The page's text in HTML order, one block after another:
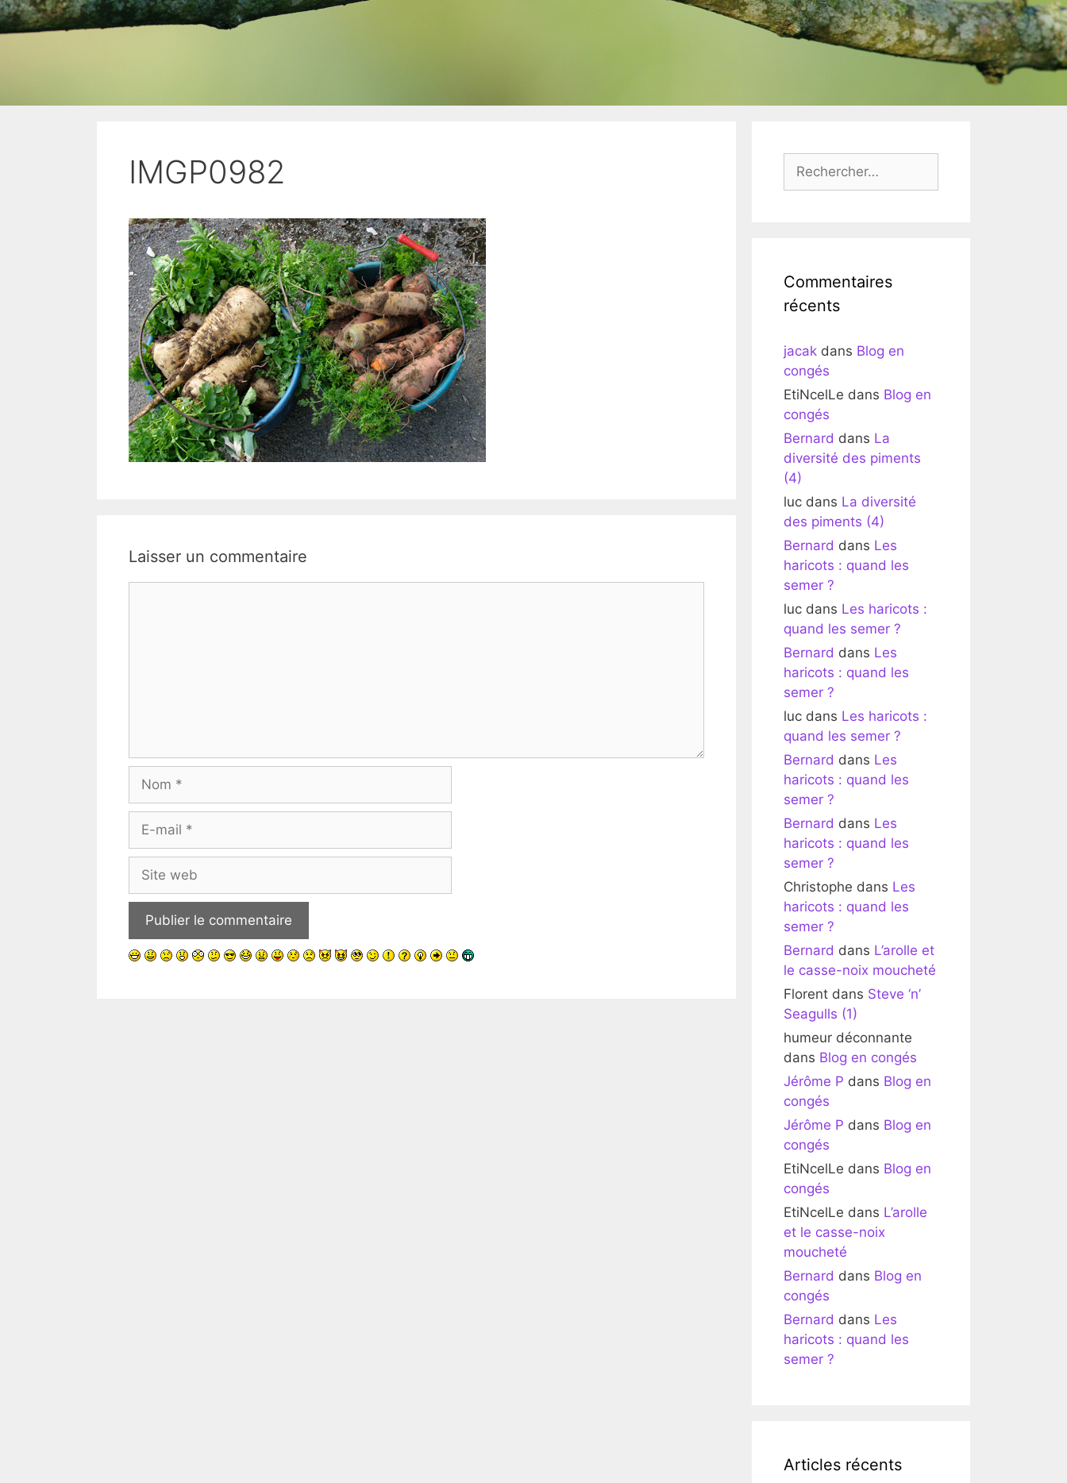
IMGP0982
Laisser un commentaire
mail
web
Commentaires
récents
jacak dans Blog en
congés
EtiNcelLe dans Blog en
congés
Bernard dans La
diversité des piments
(4)
luc dans La diversité
des piments (4)
Bernard dans Les
haricots : quand les
semer ?
luc dans Les haricots :
quand les semer ?
Bernard dans Les
haricots : quand les
semer ?
luc dans Les haricots :
quand les semer ?
Bernard dans Les
haricots : quand les
semer ?
Bernard dans Les
haricots : quand les
semer ?
Christophe dans Les
haricots : quand les
semer ?
Bernard dans L’arolle et
le casse-noix moucheté
Florent dans Steve ‘n’
Seagulls (1)
humeur déconnante
dans Blog en congés
Jérôme P dans Blog en
congés
Jérôme P dans Blog en
congés
EtiNcelLe dans Blog en
congés
EtiNcelLe dans L’arolle
et le casse-noix
moucheté
Bernard dans Blog en
congés
Bernard dans Les
haricots : quand les
semer ?
Articles récents